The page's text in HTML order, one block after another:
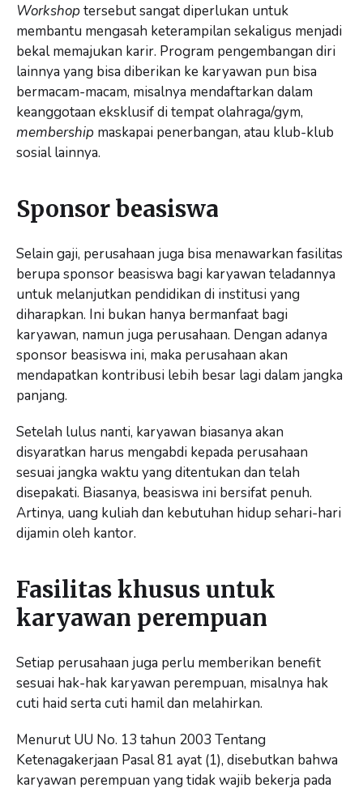
Workshoptersebut sangat diperlukan untuk
membantu mengasah keterampilan sekaligus menjadi
bekal memajukan karir. Program pengembangan diri
lainnya yang bisa diberikan ke karyawan pun bisa
bermacam-macam, misalnya mendaftarkan dalam
keanggotaan eksklusif di tempat olahraga/gym,
membership maskapai penerbangan, atau klub-klub
sosial lainnya.
Sponsor beasiswa
Selain gaji, perusahaan juga bisa menawarkan fasilitas
berupa sponsor beasiswa bagi karyawan teladannya
untuk melanjutkan pendidikan di institusi yang
diharapkan. Ini bukan hanya bermanfaat bagi
karyawan, namun juga perusahaan. Dengan adanya
sponsor beasiswa ini, maka perusahaan akan
mendapatkan kontribusi lebih besar lagi dalam jangka
panjang.
Setelah lulus nanti, karyawan biasanya akan
disyaratkan harus mengabdi kepada perusahaan
sesuai jangka waktu yang ditentukan dan telah
disepakati. Biasanya, beasiswa ini bersifat penuh.
Artinya, uang kuliah dan kebutuhan hidup sehari-hari
dijamin oleh kantor.
Fasilitas khusus untuk
karyawan perempuan
Setiap perusahaan juga perlu memberikan benefit
sesuai hak-hak karyawan perempuan, misalnya hak
cuti haid serta cuti hamil dan melahirkan.
Menurut UU No. 13 tahun 2003 Tentang
Ketenagakerjaan Pasal 81 ayat (1), disebutkan bahwa
karyawan perempuan yang tidak wajib bekerja pada